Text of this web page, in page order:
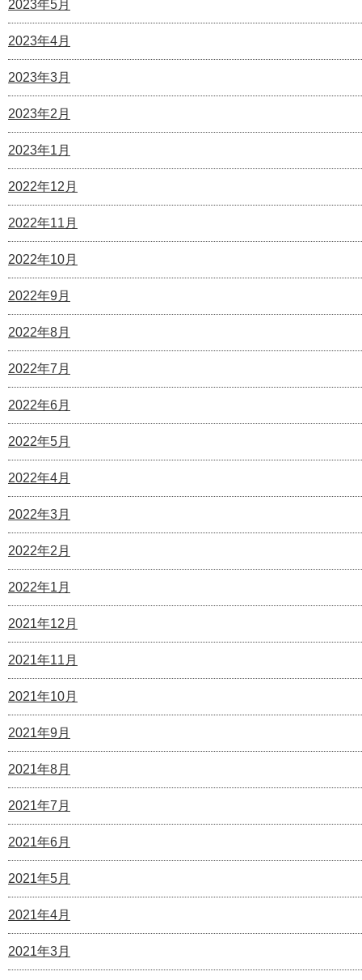
2023年5月
2023年4月
2023年3月
2023年2月
2023年1月
2022年12月
2022年11月
2022年10月
2022年9月
2022年8月
2022年7月
2022年6月
2022年5月
2022年4月
2022年3月
2022年2月
2022年1月
2021年12月
2021年11月
2021年10月
2021年9月
2021年8月
2021年7月
2021年6月
2021年5月
2021年4月
2021年3月